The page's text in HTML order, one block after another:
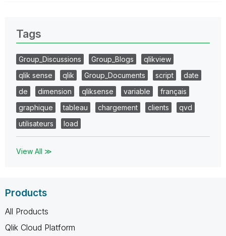
Tags
Group_Discussions Group_Blogs
qlikview
qlik sense
qlik Group_Documents script
date
de
dimension qliksense variable
français
graphique
tableau chargement clients
qvd
utilisateurs
load
View All ≫
Products
All Products
Qlik Cloud Platform